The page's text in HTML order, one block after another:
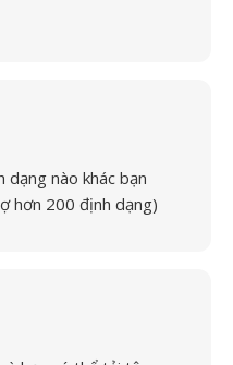
dạng nào khác bạn
hơn 200 định dạng)